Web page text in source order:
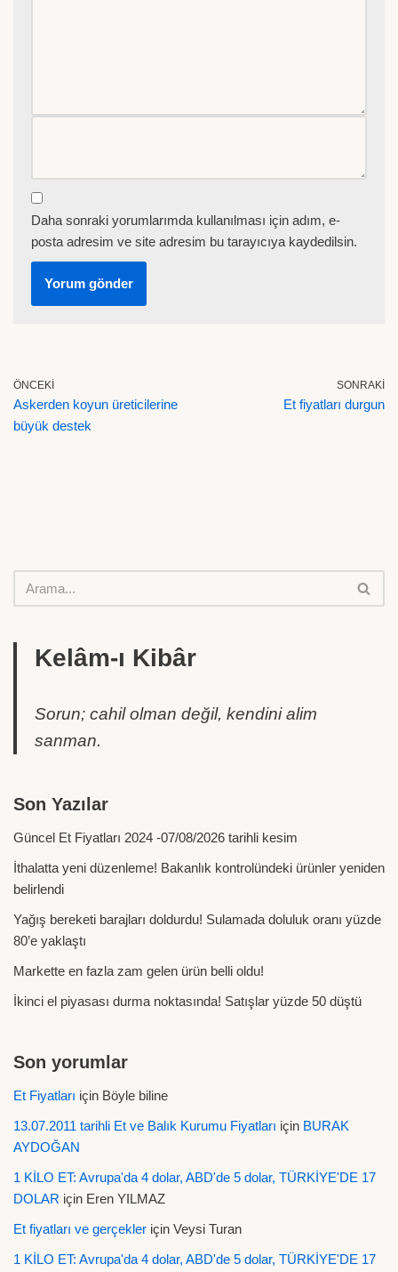
Daha sonraki yorumlarımda kullanılması için adım, e-
posta adresim ve site adresim bu tarayıcıya kaydedilsin.
ÖNCEKI
Askerden koyun üreticilerine
büyük destek
SONRAKI
Et fiyatları durgun
Kelâm-ı Kibâr
Sorun; cahil olman değil, kendini alim
sanman.
Son Yazılar
Güncel Et Fiyatları 2024 -07/08/2026 tarihli kesim
İthalatta yeni düzenleme! Bakanlık kontrolündeki ürünler yeniden
belirlendi
Yağış bereketi barajları doldurdu! Sulamada doluluk oranı yüzde
80’e yaklaştı
Markette en fazla zam gelen ürün belli oldu!
İkinci el piyasası durma noktasında! Satışlar yüzde 50 düştü
Son yorumlar
Et Fiyatları için Böyle biline
13.07.2011 tarihli Et ve Balık Kurumu Fiyatları için BURAK
AYDOĞAN
1 KİLO ET: Avrupa'da 4 dolar, ABD'de 5 dolar, TÜRKİYE'DE 17
DOLAR için Eren YILMAZ
Et fiyatları ve gerçekler için Veysi Turan
1 KİLO ET: Avrupa'da 4 dolar, ABD'de 5 dolar, TÜRKİYE'DE 17